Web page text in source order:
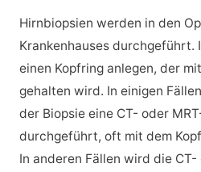
Hirnbiopsien werden in den
Krankenhauses durchgeführt.
einen Kopfring anlegen, der
gehalten wird. In einigen
der Biopsie eine CT- oder
durchgeführt, oft mit dem
In anderen Fällen wird die CT-